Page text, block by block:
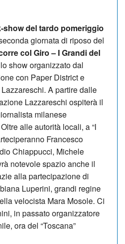
show del tardo pomeriggio
giornata di riposo del
col Giro – I Grandi del
show organizzato dal
con Paper District e
A partire dalle
Lazzareschi ospiterà il
milanese
alle autorità locali, a “I
Francesco
Chiappucci, Michele
notevole spazio anche il
alla partecipazione di
Luperini, grandi regine
velocista Mara Mosole. Ci
in passato organizzatore
ora del “Toscana”